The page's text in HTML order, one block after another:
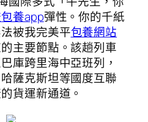
包養app彈性。你的千紙
被我完美平包養網站
主要節點。該趟列車
庫跨里海中亞班列，
薩克斯坦等國度互聯
貨運新通道。